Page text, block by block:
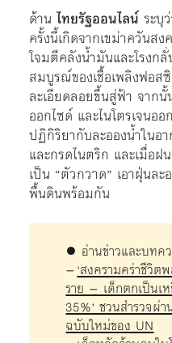
ด้าน ไทยรัฐออนไลน์ระบุ
ครั้งนี้เกิดจากเขม่าควันสง
โจมตีคลังน้ำมันและโรงก
สมบูรณ์ของเชื้อเพลิงฟอส
ละเอียดลอยขึ้นสู่ฟ้า จากนั้
ออกไซด์ และไนโตรเจนอ
ปฏิกิริยากับละอองน้ำในอ
และกรดไนตริก และเมื่อ
เป็น “ตัวกวาด” เอาฝุ่นล
พื้นดินพร้อมกัน
● อ่านข่าวและบทค
–‘สงครามคร่าชีวิต
ราย – เด็กตกเป็นเ
35%’ ชวนสำรวจผ่
ฉบับใหม่ของ UN